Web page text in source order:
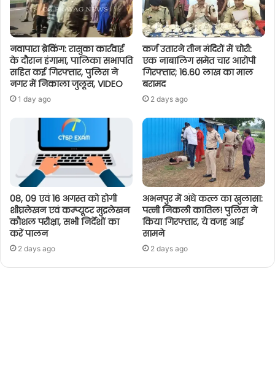
नवापारा ब्रेकिंग: रासुका कार्रवाई
के दौरान हंगामा, पालिका सभापति
सहित कई गिरफ्तार, पुलिस ने
नगर में निकाला जुलूस, VIDEO
1 day ago
कर्ज उतारने तीन मंदिरों में चोरी:
एक नाबालिग समेत चार आरोपी
गिरफ्तार; 16.60 लाख का माल
बरामद
2 days ago
08, 09 एवं 16 अगस्त को होगी
शीघ्रलेखन एवं कम्प्यूटर मुद्रलेखन
कौशल परीक्षा, सभी निर्देशों का
करें पालन
2 days ago
अभनपुर में अंधे कत्ल का खुलासा:
पत्नी निकली कातिल! पुलिस ने
किया गिरफ्तार, ये वजह आई
सामने
2 days ago